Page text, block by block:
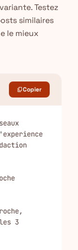
Testez
similaires
le mieux
content_copyCopier
3